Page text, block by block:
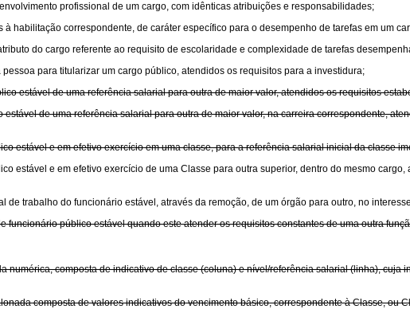
profissional de um cargo, com idênticas atribuições e responsabilidades;
à habilitação correspondente, de caráter específico para o desempenho de tarefas em um
do cargo referente ao requisito de escolaridade e complexidade de tarefas
para titularizar um cargo público, atendidos os requisitos para a investidura;
estável de uma referência salarial para outra de maior valor, atendidos os requisitos
de uma referência salarial para outra de maior valor, na carreira correspondente,
estável e em efetivo exercício em uma classe, para a referência salarial inicial da classe
estável e em efetivo exercício de uma Classe para outra superior, dentro do mesmo
de trabalho do funcionário estável, através da remoção, de um órgão para outro, no
funcionário público estável quando este atender os requisitos constantes de uma outra
numérica, composta de indicativo de classe (coluna) e nível/referência salarial (linha),
composta de valores indicativos do vencimento básico, correspondente à Classe, ou